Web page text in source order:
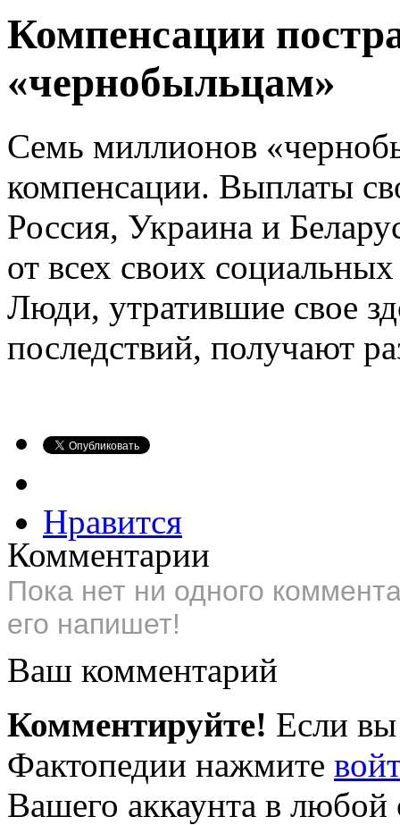
Компенсации
«чернобыльцам»
Семь миллионов
компенсации. Выплаты
Россия, Украина и
от всех своих
Люди, утратившие свое
последствий, получают
Нравится
Комментарии
Пока нет ни одного
его напишет!
Ваш комментарий
Комментируйте! Если вы
Фактопедии нажмите
Вашего аккаунта в любой